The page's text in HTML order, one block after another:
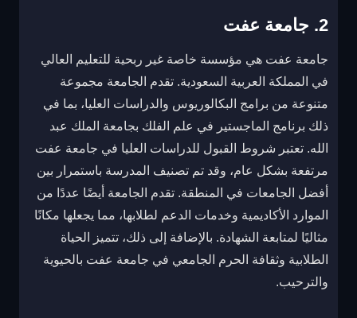
2. جامعة عفت
جامعة عفت هي مؤسسة خاصة غير ربحية للتعليم العالي
في المملكة العربية السعودية. تقدم الجامعة مجموعة
متنوعة من برامج البكالوريوس والدراسات العليا، بما في
ذلك برنامج الماجستير في علم الفلك بجامعة الملك عبد
الله. تعتبر شروط القبول للدراسات العليا في جامعة عفت
مرتفعة بشكل عام، وقد تم تصنيف المدرسة باستمرار بين
أفضل الجامعات في المنطقة. تقدم الجامعة أيضًا عددًا من
الموارد الأكاديمية وخدمات الدعم لطلابها، مما يجعلها مكانًا
مثاليًا لمتابعة الشهادة. بالإضافة إلى ذلك، تتميز الحياة
الطلابية وثقافة الحرم الجامعي في جامعة عفت بالحيوية
والترحيب.